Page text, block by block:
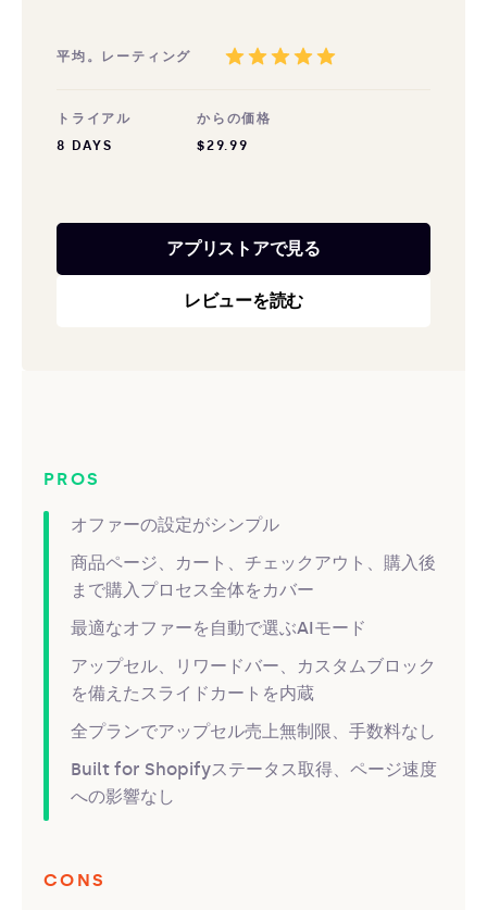
平均。レーティング
トライアル
8 DAYS
からの価格
$29.99
アプリストアで見る
レビューを読む
PROS
オファーの設定がシンプル
商品ページ、カート、チェックアウト、購入後
まで購入プロセス全体をカバー
最適なオファーを自動で選ぶAIモード
アップセル、リワードバー、カスタムブロック
を備えたスライドカートを内蔵
全プランでアップセル売上無制限、手数料なし
Built for Shopifyステータス取得、ページ速度
への影響なし
CONS